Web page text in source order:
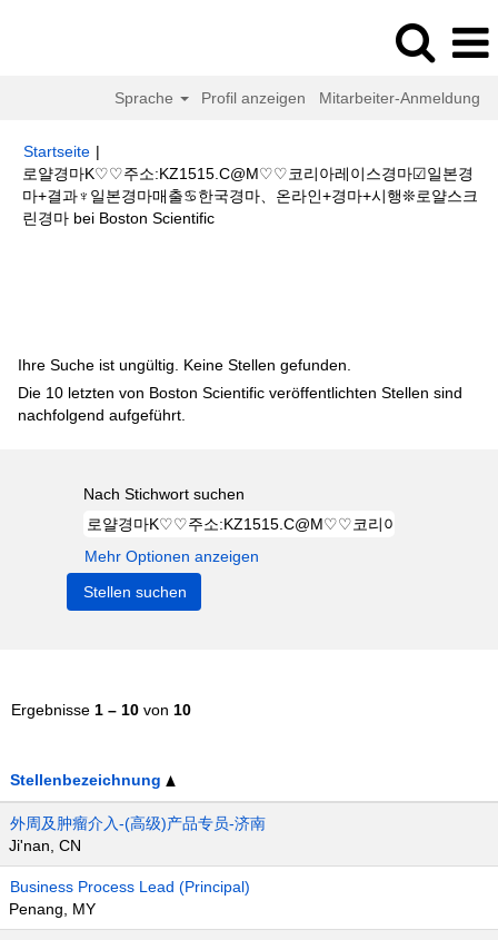
Sprache Profil anzeigen Mitarbeiter-Anmeldung
Startseite |
로얄경마K♡♡주소:KZ1515.C@M♡♡코리아레이스경마☑일본경
마+결과♆일본경마매출♋한국경마、온라인+경마+시행❊로얄스크
린경마 bei Boston Scientific(aktuelle
Ihre Suche ist ungültig. Keine Stellen gefunden.
Die 10 letzten von Boston Scientific veröffentlichten Stellen sind
nachfolgend aufgeführt.
Nach Stichwort suchen
Mehr Optionen anzeigen
Ergebnisse 1 – 10 von 10
Stellenbezeichnung
外周及肿瘤介入-(高级)产品专员-济南
Ji'nan, CN
Business Process Lead (Principal)
Penang, MY